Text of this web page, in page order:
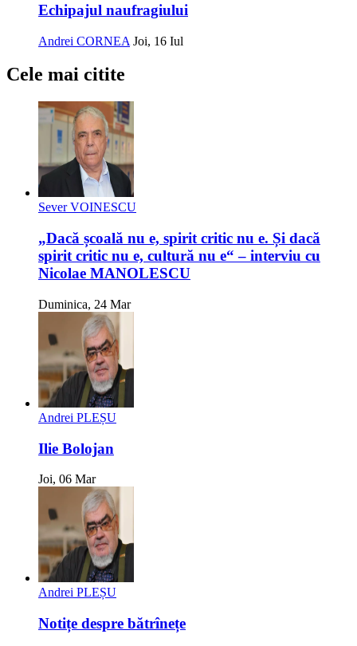
Echipajul naufragiului
Andrei CORNEA Joi, 16 Iul
Cele mai citite
Sever VOINESCU
„Dacă școală nu e, spirit critic nu e. Și dacă
spirit critic nu e, cultură nu e“ – interviu cu
Nicolae MANOLESCU
Duminica, 24 Mar
Andrei PLEȘU
Ilie Bolojan
Joi, 06 Mar
Andrei PLEȘU
Notițe despre bătrînețe